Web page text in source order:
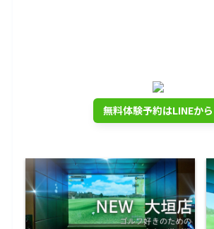
無料体験予約はLINEから